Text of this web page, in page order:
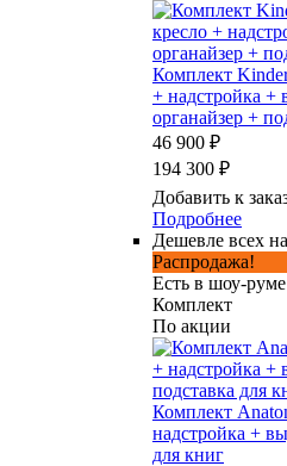
Комплект
+ надстройка
органайзер +
46 900 ₽
194 300 ₽
Добавить к
Подробнее
Дешевле всех
Распродажа!
Есть в шоу-руме
Комплект
По акции
Комплект
надстройка +
для книг